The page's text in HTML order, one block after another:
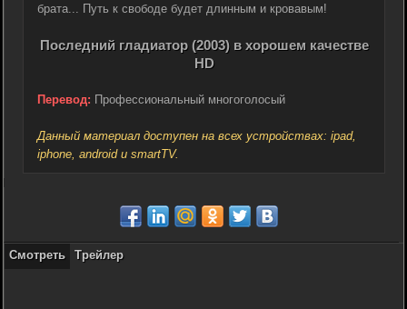
брата... Путь к свободе будет длинным и кровавым!
Последний гладиатор (2003) в хорошем качестве
HD
Перевод: Профессиональный многоголосый
Данный материал доступен на всех устройствах: ipad,
iphone, android и smartTV.
Смотреть Трейлер